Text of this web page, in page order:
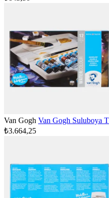
Van Gogh Van Gogh Suluboya
₺3.664,25